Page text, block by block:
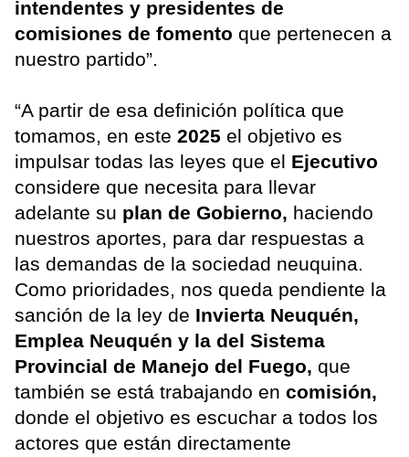
intendentes y presidentes de
comisiones de fomento que pertenecen a
nuestro partido”.
“A partir de esa definición política que
tomamos, en este 2025 el objetivo es
impulsar todas las leyes que el Ejecutivo
considere que necesita para llevar
adelante su plan de Gobierno, haciendo
nuestros aportes, para dar respuestas a
las demandas de la sociedad neuquina.
Como prioridades, nos queda pendiente la
sanción de la ley de Invierta Neuquén,
Emplea Neuquén y la del Sistema
Provincial de Manejo del Fuego, que
también se está trabajando en comisión,
donde el objetivo es escuchar a todos los
actores que están directamente